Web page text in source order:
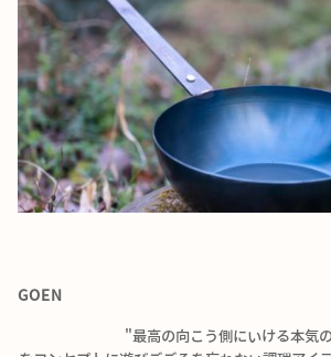
GOEN
"最高の向こう側にいける本気